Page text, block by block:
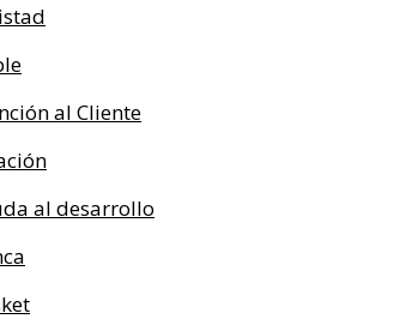
al Cliente
al desarrollo